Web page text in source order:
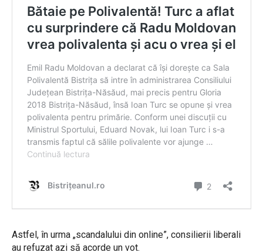
Astfel, în urma „scandalului din online”, consilierii liberali
au refuzat azi să acorde un vot.